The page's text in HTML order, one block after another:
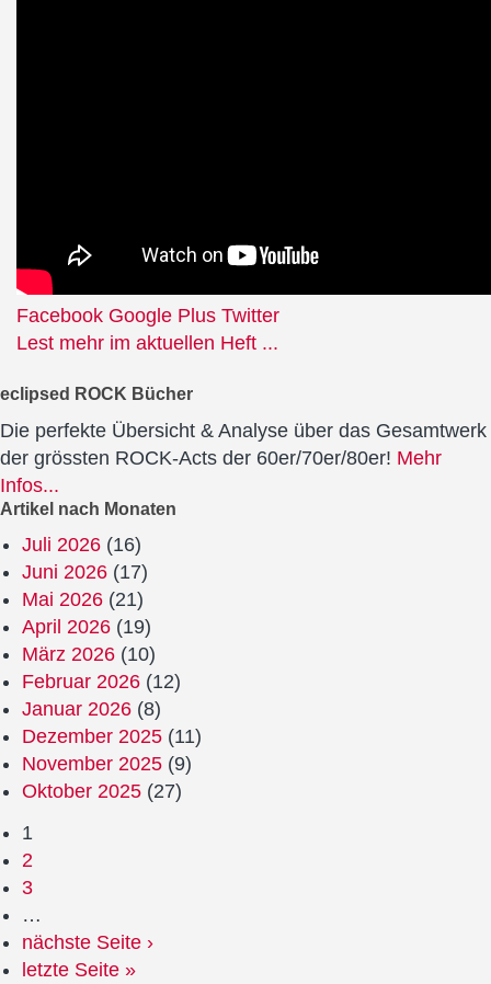
Facebook Google Plus Twitter
Lest mehr im aktuellen Heft ...
eclipsed ROCK Bücher
Die perfekte Übersicht & Analyse über das Gesamtwerk
der grössten ROCK-Acts der 60er/70er/80er! Mehr
Infos...
Artikel nach Monaten
Juli 2026 (16)
Juni 2026 (17)
Mai 2026 (21)
April 2026 (19)
März 2026 (10)
Februar 2026 (12)
Januar 2026 (8)
Dezember 2025 (11)
November 2025 (9)
Oktober 2025 (27)
1
2
3
…
nächste Seite ›
letzte Seite »